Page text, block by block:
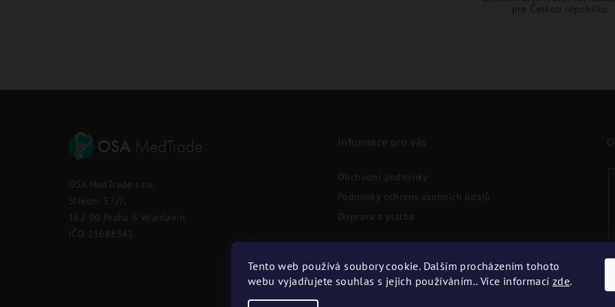
Tento web používá soubory cookie. Dalším procházením tohoto
webu vyjadřujete souhlas s jejich používáním.. Více informací zde.
pro Českou republiku.
OSA MedTrade s.r.o.
Střední 57/7,
162 00 Praha 6 Veleslavín
IČO 21688541
Informace pro vás
Obchodní podmínky
Podmínky ochrany osobních údajů
Doprava a platba